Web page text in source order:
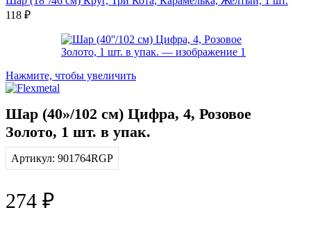
118 ₽
Нажмите, чтобы увеличить
Шар (40»/102 см) Цифра, 4, Розовое
Золото, 1 шт. в упак.
Артикул: 901764RGP
274 ₽